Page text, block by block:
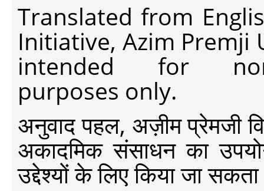
Translated from
Initiative, Azim Premji
intended for non-
purposes only.
अनुवाद पहल, अज़ीम प्रेमजी
अकादमिक संसाधन का
उद्देश्यों के लिए किया जा